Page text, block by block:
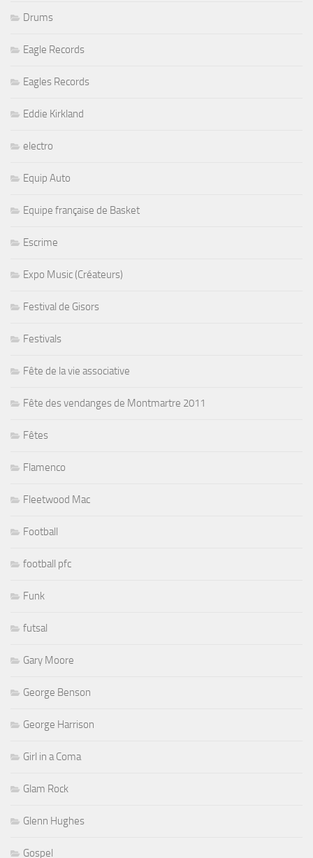
Drums
Eagle Records
Eagles Records
Eddie Kirkland
electro
Equip Auto
Equipe française de Basket
Escrime
Expo Music (Créateurs)
Festival de Gisors
Festivals
Fête de la vie associative
Fête des vendanges de Montmartre 2011
Fêtes
Flamenco
Fleetwood Mac
Football
football pfc
Funk
futsal
Gary Moore
George Benson
George Harrison
Girl in a Coma
Glam Rock
Glenn Hughes
Gospel